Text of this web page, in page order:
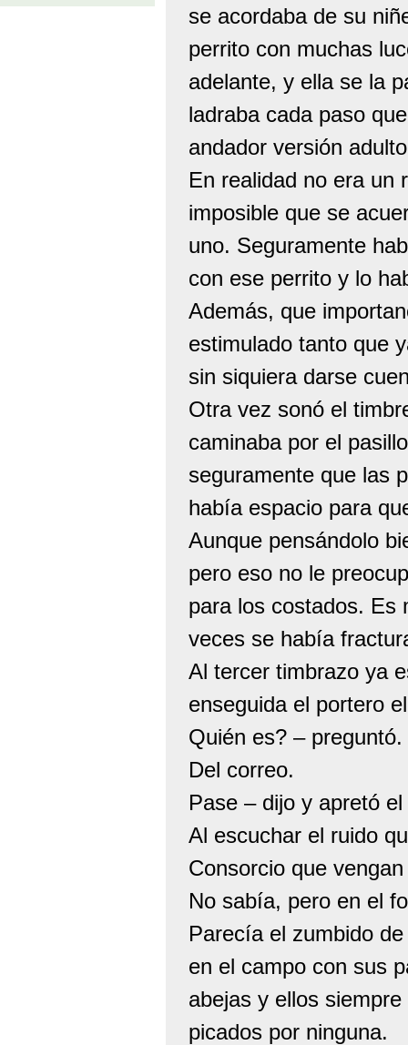
se acordaba de su
perrito con muchas
adelante, y ella se la
ladraba cada paso
andador versión
En realidad no era un
imposible que se
uno. Seguramente
con ese perrito y lo
Además, que
estimulado tanto que
sin siquiera darse
Otra vez sonó el
caminaba por el
seguramente que las
había espacio para
Aunque pensándolo
pero eso no le
para los costados. Es
veces se había
Al tercer timbrazo ya
enseguida el portero
Quién es? – preguntó.
Del correo.
Pase – dijo y apretó
Al escuchar el ruido
Consorcio que
No sabía, pero en el
Parecía el zumbido
en el campo con sus
abejas y ellos
picados por ninguna.